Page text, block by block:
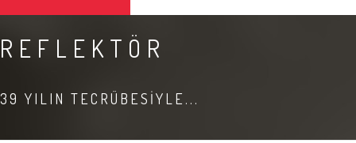
REFLEKTÖR
39 YILIN TECRÜBESİYLE...